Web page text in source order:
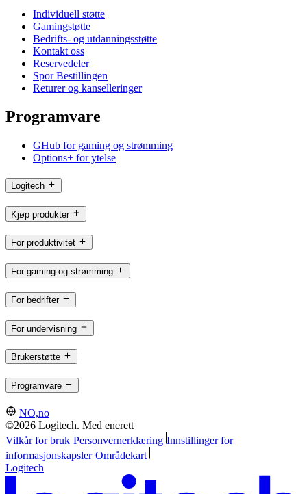
Individuell støtte
Gamingstøtte
Bedrifts- og utdanningsstøtte
Kontakt oss
Reservedeler
Spor Bestillingen
Returer og kanselleringer
Programvare
GHub for gaming og strømming
Options+ for ytelse
Logitech
Kjøp produkter
For produktivitet
For gaming og strømming
For bedrifter
For undervisning
Brukerstøtte
Programvare
NO,no
©2026 Logitech. Med enerett
Vilkår for bruk Personvernerklæring Innstillinger for
informasjonskapsler Områdekart
Logitech